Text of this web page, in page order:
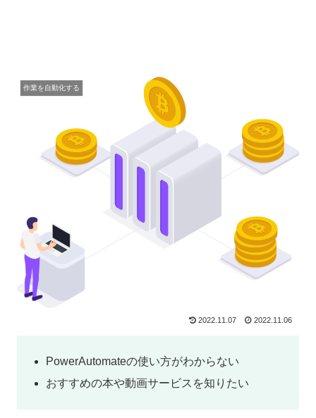
作業を自動化する
2022.11.07 2022.11.06
PowerAutomateの使い方がわからない
おすすめの本や動画サービスを知りたい